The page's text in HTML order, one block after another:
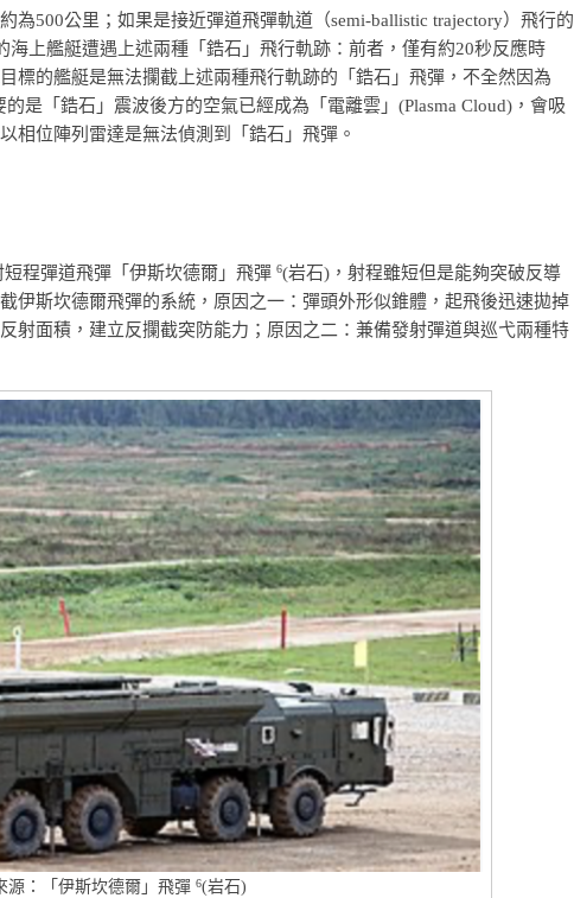
為500公里；如果是接近彈道飛彈軌道（semi-ballistic trajectory）飛行的
上艦艇遭遇上述兩種「鋯石」飛行軌跡：前者，僅有約20秒反應時
標的艦艇是無法攔截上述兩種飛行軌跡的「鋯石」飛彈，不全然因為
是「鋯石」震波後方的空氣已經成為「電離雲」(Plasma Cloud)，會吸
相位陣列雷達是無法偵測到「鋯石」飛彈。
程彈道飛彈「伊斯坎德爾」飛彈 6(岩石)，射程雖短但是能夠突破反導
伊斯坎德爾飛彈的系統，原因之一：彈頭外形似錐體，起飛後迅速拋掉
射面積，建立反攔截突防能力；原因之二：兼備發射彈道與巡弋兩種特
源：「伊斯坎德爾」飛彈 6(岩石)